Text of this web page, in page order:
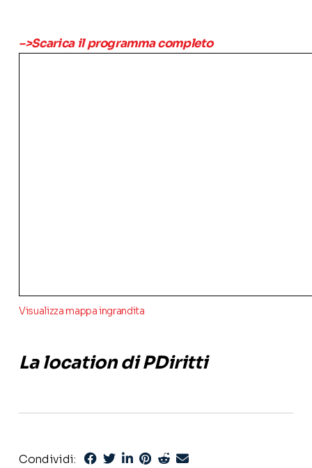
–>Scarica il programma completo
Visualizza mappa ingrandita
La location di PDiritti
Condividi: